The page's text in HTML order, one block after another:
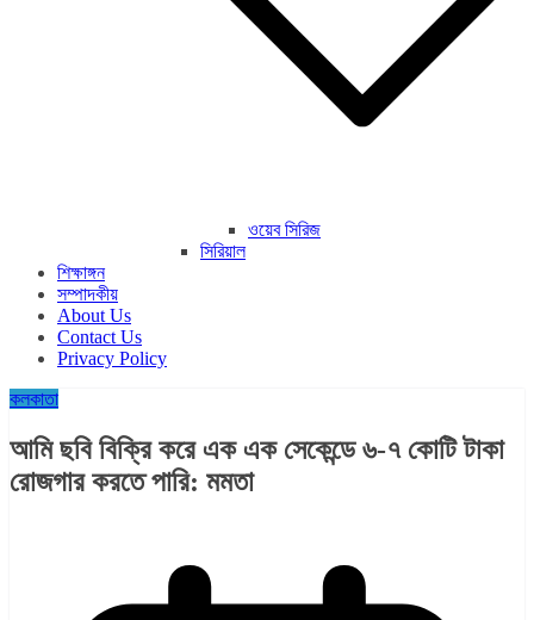
ওয়েব সিরিজ
সিরিয়াল
শিক্ষাঙ্গন
সম্পাদকীয়
About Us
Contact Us
Privacy Policy
কলকাতা
আমি ছবি বিক্রি করে এক এক সেকেন্ডে ৬-৭ কোটি টাকা
রোজগার করতে পারি: মমতা